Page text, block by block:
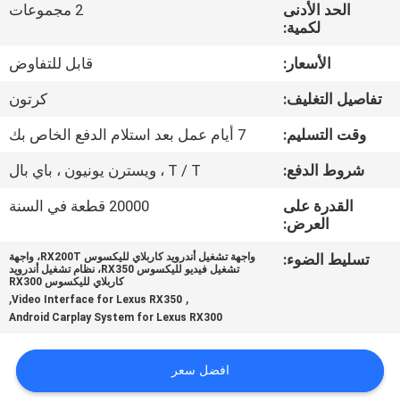
في
المعمل
مراقبة
الجودة
اتصل
أخبار
حالات
الحد الأدنى
لكمية:
2 مجموعات
الأسعار:
قابل للتفاوض
تفاصيل التغليف:
كرتون
وقت التسليم:
7 أيام عمل بعد استلام الدفع الخاص بك
شروط الدفع:
T / T ، ويسترن يونيون ، باي بال
القدرة على
العرض:
20000 قطعة في السنة
تسليط الضوء:
واجهة تشغيل أندرويد كاربلاي لليكسوس RX200T، واجهة
تشغيل فيديو لليكسوس RX350، نظام تشغيل أندرويد
كاربلاي لليكسوس RX300
,
Video Interface for Lexus RX350
,
Android Carplay System for Lexus RX300
افضل سعر